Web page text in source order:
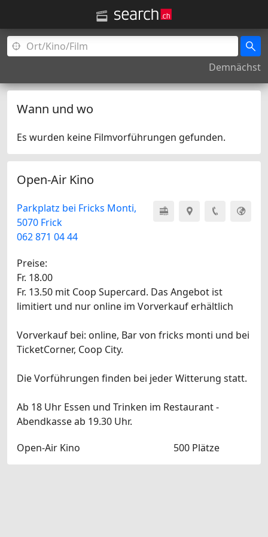
Demnächst
Wann und wo
Es wurden keine Filmvorführungen gefunden.
Open-Air Kino
Parkplatz bei Fricks Monti,
5070 Frick
062 871 04 44
Preise:
Fr. 18.00
Fr. 13.50 mit Coop Supercard. Das Angebot ist
limitiert und nur online im Vorverkauf erhältlich
Vorverkauf bei: online, Bar von fricks monti und bei
TicketCorner, Coop City.
Die Vorführungen finden bei jeder Witterung statt.
Ab 18 Uhr Essen und Trinken im Restaurant -
Abendkasse ab 19.30 Uhr.
Open-Air Kino
500 Plätze